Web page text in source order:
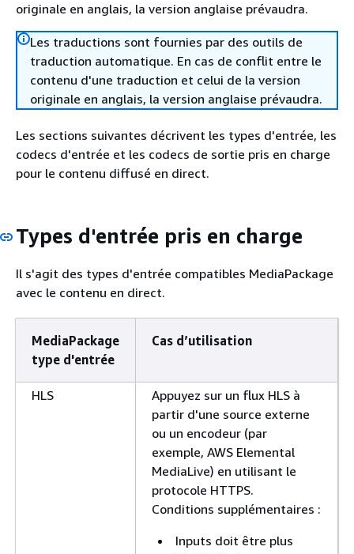
originale en anglais, la version anglaise prévaudra.
Les traductions sont fournies par des outils de
traduction automatique. En cas de conflit entre le
contenu d'une traduction et celui de la version
originale en anglais, la version anglaise prévaudra.
Les sections suivantes décrivent les types d'entrée, les
codecs d'entrée et les codecs de sortie pris en charge
pour le contenu diffusé en direct.
Types d'entrée pris en charge
Il s'agit des types d'entrée compatibles MediaPackage
avec le contenu en direct.
MediaPackage
type d'entrée
Cas d’utilisation
HLS
Appuyez sur un flux HLS à
partir d'une source externe
ou un encodeur (par
exemple, AWS Elemental
MediaLive) en utilisant le
protocole HTTPS.
Conditions supplémentaires :
Inputs doit être plus